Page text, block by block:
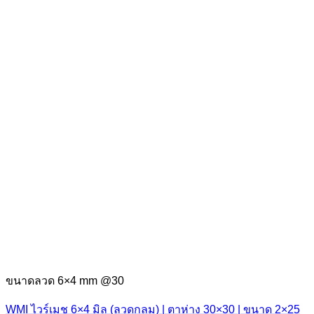
ขนาดลวด 6×4 mm @30
WMI ไวร์เมช 6×4 มิล (ลวดกลม) | ตาห่าง 30×30 | ขนาด 2×25